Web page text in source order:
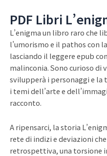
PDF Libri
L’enigma un libro raro che
l’umorismo e il pathos con
lasciando il leggere epub
malinconia. Sono curioso di
svilupperà i personaggi e la
i temi dell’arte e
racconto.
A ripensarci, la storia
rete di indizi e deviazioni
retrospettiva, una torsione